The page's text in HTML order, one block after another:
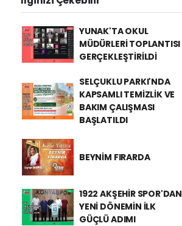
YUNAK'TA OKUL
MÜDÜRLERİ TOPLANTISI
GERÇEKLEŞTİRİLDİ
SELÇUKLU PARKI'NDA
KAPSAMLI TEMİZLİK VE
BAKIM ÇALIŞMASI
BAŞLATILDI
BEYNİM FIRARDA
1922 AKŞEHİR SPOR'DAN
YENİ DÖNEMİN İLK
GÜÇLÜ ADIMI